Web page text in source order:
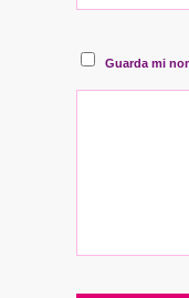
Guarda mi